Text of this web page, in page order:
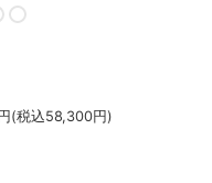
(税込58,300円)